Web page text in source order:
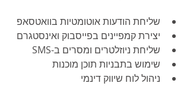
שליחת הודעות אוטומטיות בוואטסאפ
יצירת קמפיינים בפייסבוק ואינסטגרם
שליחת ניוזלטרים ומסרים ב-SMS
שימוש בתבניות תוכן מוכנות
ניהול לוח שיווק דינמי